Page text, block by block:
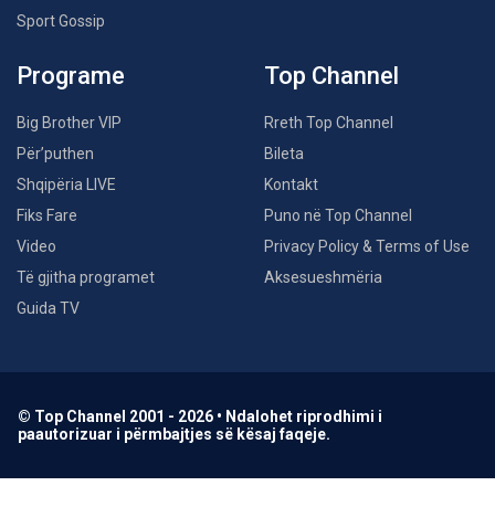
Sport Gossip
Programe
Big Brother VIP
Për’puthen
Shqipëria LIVE
Fiks Fare
Video
Të gjitha programet
Guida TV
Top Channel
Rreth Top Channel
Bileta
Kontakt
Puno në Top Channel
Privacy Policy & Terms of Use
Aksesueshmëria
© Top Channel 2001 - 2026 • Ndalohet riprodhimi i
paautorizuar i përmbajtjes së kësaj faqeje.